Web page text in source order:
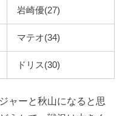
岩崎優(27)
マテオ(34)
ドリス(30)
ャーと秋山になると思